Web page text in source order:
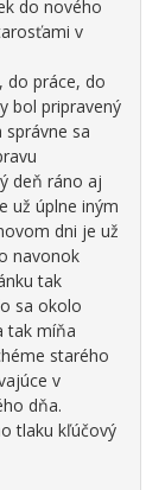
do nového
v
do práce, do
bol pripravený
sa
deň ráno aj
už úplne iným
dni je už
navonok
tak
sa okolo
tak míňa
starého
v
dňa.
tlaku kľúčový